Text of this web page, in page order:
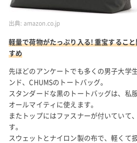
出典: amazon.co.jp
軽量で荷物がたっぷり入る! 重宝するこ
すめ
先ほどのアンケートでも多くの男子大学
ンド、CHUMSのトートバッグ。
スタンダードな黒のトートバッグは、私
オールマイティに使えます。
またトップにはファスナーが付いていて
す。
スウェットとナイロン製の布で、軽くて